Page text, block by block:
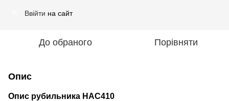
Ввійти на сайт
До обраного Порівняти
Опис
Опис рубильника HAC410